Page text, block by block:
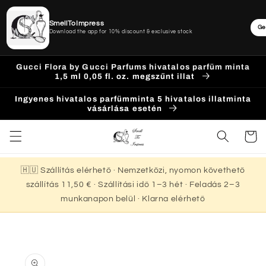
Ugrás a
tartalomhoz
Gucci Flora by Gucci Parfums hivatalos parfüm minta
1,5 ml 0,05 fl. oz. megszűnt illat
Ingyenes hivatalos parfümminta 5 hivatalos illatminta
vásárlása esetén
Kosár
🇭🇺 Szállítás elérhető · Nemzetközi, nyomon követhető
szállítás 11,50 € · Szállítási idő 1–3 hét · Feladás 2–3
munkanapon belül · Klarna elérhető
a
SmellToImpress
Download the app for 10% discount & exclusive stock